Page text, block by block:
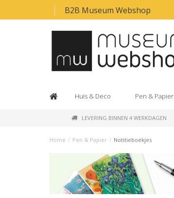
B2B Museum Webshop
Huis & Deco Pen & Papier
LEVERING BINNEN 4 WERKDAGEN
Home / Pen & Papier / Notitieboekjes